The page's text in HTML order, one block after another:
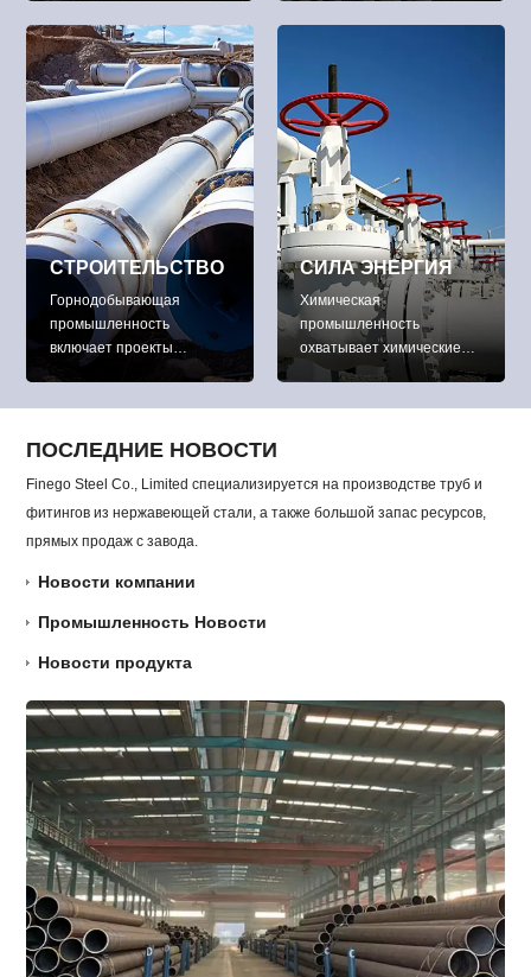
транспортировки (часто
нефтяными танкерами и
трубопроводами) и
маркетинга
нефтепродуктов и воды.
и связанных с ними видов
деятельности.
СТРОИТЕЛЬСТВО
Горнодобывающая
промышленность
включает проекты
(включая основные
металлы, драгоценные
металлы, железо, уран,
уголь, алмазы, известняк,
сланцы, каменную соль и
СИЛА ЭНЕРГИЯ
Химическая
промышленность
охватывает химические
установки применения
частицы, стружку, пары
или химические опасные
ПОСЛЕДНИЕ НОВОСТИ
Finego Steel Co., Limited специализируется на производстве труб и
фитингов из нержавеющей стали, а также большой запас ресурсов,
прямых продаж с завода.
Новости компании
Промышленность Новости
Новости продукта